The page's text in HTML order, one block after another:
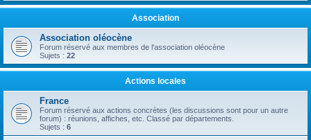
Association
Association oléocène
Forum réservé aux membres de l'association oléocène
Sujets : 22
Actions locales
France
Forum réservé aux actions concrètes (les discussions sont pour un autre
forum) : réunions, affiches, etc. Classé par départements.
Sujets : 6